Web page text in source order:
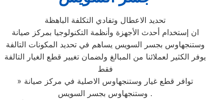
تحديد الاعطال وتفادي التكلفة الباهظة
ان إستخدام أحدث الأجهزة وأنظمة التكنولوجيا بمركز صيانة
وستنجهاوس بجسر السويس يساهم في تحديد المكونات التالفة
يوفر الكثير لعملائنا من المبالغ ولضمان تغيير قطع الغيار التالفة
فقط
» توافر قطع غيار وستنجهاوس الاصلية في مركز صيانة
وستنجهاوس بجسر السويس .